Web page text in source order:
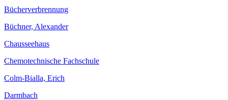
Bücherverbrennung
Büchner, Alexander
Chausseehaus
Chemotechnische Fachschule
Colm-Bialla, Erich
Darmbach